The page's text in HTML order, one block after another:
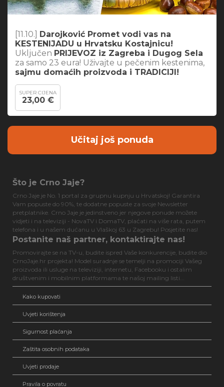
[11.10.]
Darojković Promet vodi vas na
KESTENIJADU u Hrvatsku Kostajnicu!
Uključen PRIJEVOZ iz Zagreba i Dugog Sela
za samo 23 eura! Uživajte u pečenim kestenima,
sajmu domaćih proizvoda i TRADICIJI!
SUPER CIJENA
23,00 €
Učitaj još ponuda
Što je Crno Jaje?
Crno Jaje je No. 1 portal za grupnu kupnju u Hrvatskoj! Garantira
Vam popuste do 90%, te dodatne popuste za svoje Newsletter
pretplatnike. Crno Jaje je jedinstveno jer njegove ponude možete
vidjeti i na televiziji - NovaTV i DomaTV, plaćati na više rata, putem
telefona i u našem dućanu u Vlaškoj 63 u Zagrebu! Posjetite nas!
Postanite naš partner, kontaktirajte nas!
Promovirajte se na TV-u, budite ispred Vaše konkurencije, budite dio
CrnoJaje.hr projekta! Model suradnje se temelji na promociji Vašeg
proizvoda ili usluge na televiziji, internetu, Facebooku i ostalim
društvenim i mobilnim platformama te našoj mailing listi...
Kako kupovati
Uvjeti korištenja
Sigurnost plaćanja
Zaštita osobnih podataka
Uvjeti prodaje
Pravila o povratu